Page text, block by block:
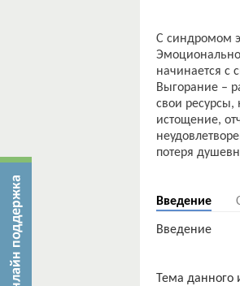
С синдромом
начинается с
Выгорание –
свои ресурсы,
истощение,
потеря
Введение
Введение
Тема